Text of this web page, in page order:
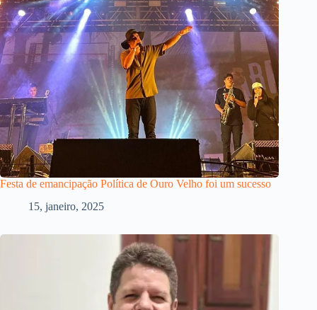
Festa de emancipação Política de Ouro Velho foi um sucesso
15, janeiro, 2025